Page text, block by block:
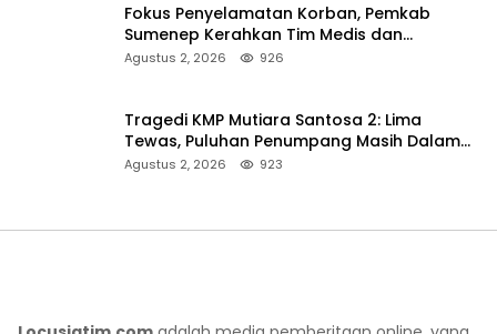
Fokus Penyelamatan Korban, Pemkab
Sumenep Kerahkan Tim Medis dan
Ambulans ke Pelabuhan Kalianget
Agustus 2, 2026 926
Tragedi KMP Mutiara Santosa 2: Lima
Tewas, Puluhan Penumpang Masih Dalam
Pencarian
Agustus 2, 2026 923